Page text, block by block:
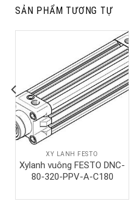
SẢN PHẨM TƯƠNG TỰ
XY LANH FESTO
Xylanh vuông FESTO DNC-
80-320-PPV-A-C180